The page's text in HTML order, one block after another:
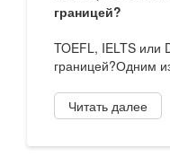
границей?
TOEFL, IELTS или
границей?Одним
Читать далее